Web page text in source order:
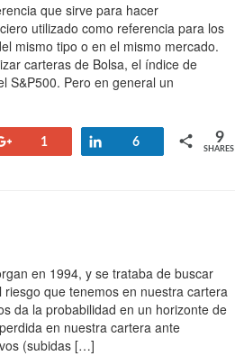
que sirve para hacer
utilizado como referencia para los
mismo tipo o en el mismo mercado.
carteras de Bolsa, el índice de
S&P500. Pero en general un
1 Share
6
SHARES
9
en 1994, y se trataba de buscar
que tenemos en nuestra cartera
da la probabilidad en un horizonte de
en nuestra cartera ante
(subidas […]